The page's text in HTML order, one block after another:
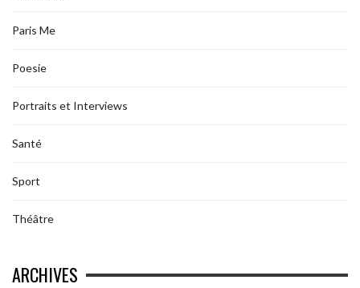
Paris Me
Poesie
Portraits et Interviews
Santé
Sport
Théâtre
ARCHIVES